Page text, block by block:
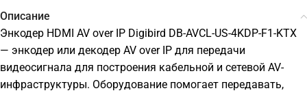
Описание
Энкодер HDMI AV over IP Digibird DB-AVCL-US-4KDP-F1-KTX
— энкодер или декодер AV over IP для передачи
видеосигнала для построения кабельной и сетевой AV-
инфраструктуры. Оборудование помогает передавать,